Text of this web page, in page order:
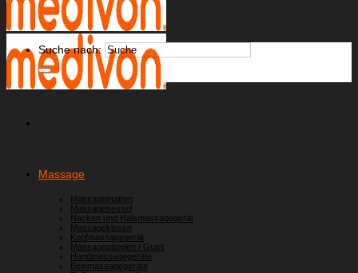
Massage
Massagematten
Massagesessel
Nacken und Halsmassagegerät
Massagekissen
Kopfmassagegerät
Massagepistolen / Guns
Handmassagegeräte
Beinmassagegeräte
Suche nach: